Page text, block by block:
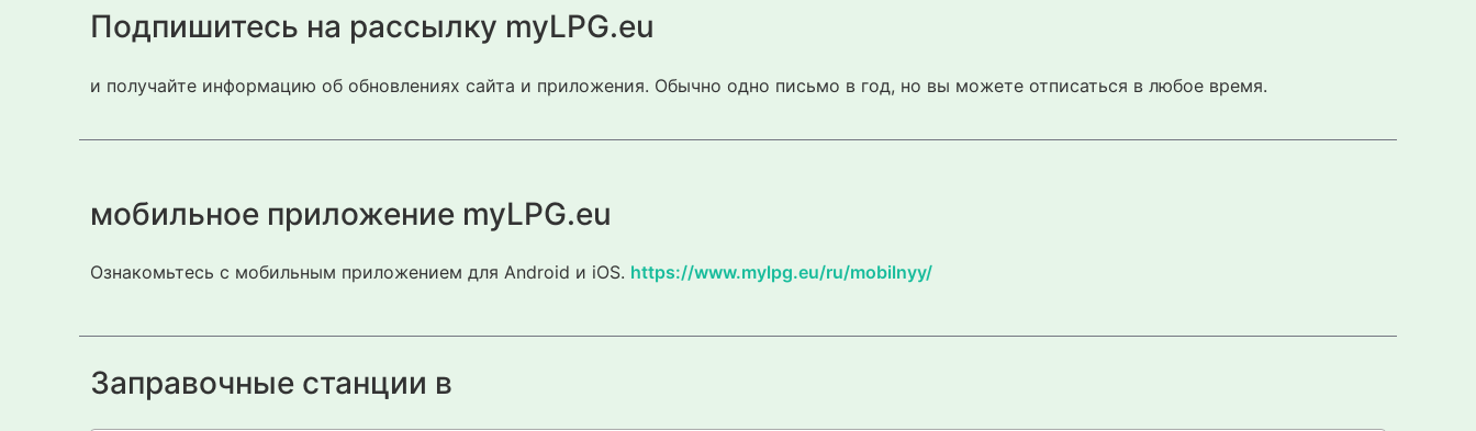
Подпишитесь на рассылку myLPG.eu
и получайте информацию об обновлениях сайта и приложения. Обычно одно письмо в год, но вы можете отписаться в любое время.
мобильное приложение myLPG.eu
Ознакомьтесь с мобильным приложением для Android и iOS. https://www.mylpg.eu/ru/mobilnyy/
Заправочные станции в